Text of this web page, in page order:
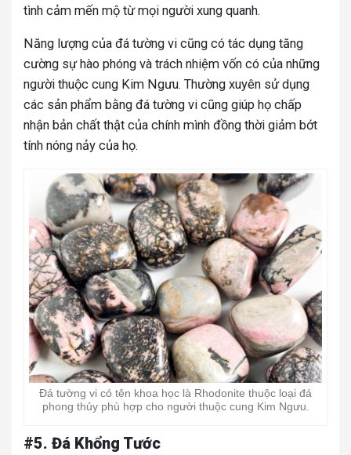
tình cảm mến mộ từ mọi người xung quanh.
Năng lượng của đá tường vi cũng có tác dụng tăng
cường sự hào phóng và trách nhiệm vốn có của những
người thuộc cung Kim Ngưu. Thường xuyên sử dụng
các sản phẩm bằng đá tường vi cũng giúp họ chấp
nhận bản chất thật của chính mình đồng thời giảm bớt
tính nóng nảy của họ.
Đá tường vi có tên khoa học là Rhodonite thuộc loại đá
phong thủy phù hợp cho người thuộc cung Kim Ngưu.
#5. Đá Khổng Tước